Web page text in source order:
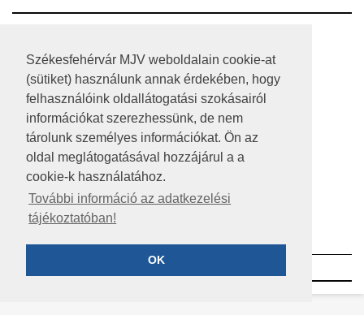
Székesfehérvár MJV weboldalain cookie-at
(sütiket) használunk annak érdekében, hogy
felhasználóink oldallátogatási szokásairól
információkat szerezhessünk, de nem
tárolunk személyes információkat. Ön az
oldal meglátogatásával hozzájárul a a
cookie-k használatához.
További információ az adatkezelési
tájékoztatóban!
OK
A HONLAP 2017.03.31-I ÁLLAPOTA
JOGI NYILATKOZAT
IMPRESSZUM
MÉDIAAJÁNLAT
KÖZÉRDEKŰ ADATOK
©2023 SZÉKESFEHÉRVÁR MEGYEI JOGÚ VÁROS